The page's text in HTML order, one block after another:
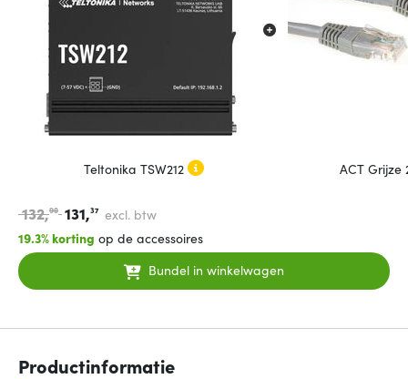
Teltonika TSW212 ACT
132,90 131,37 excl. btw
19.3% korting op de accessoires
Bundel in winkelwagen
Productinformatie